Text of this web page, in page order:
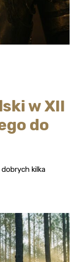
w XII
do
kilka